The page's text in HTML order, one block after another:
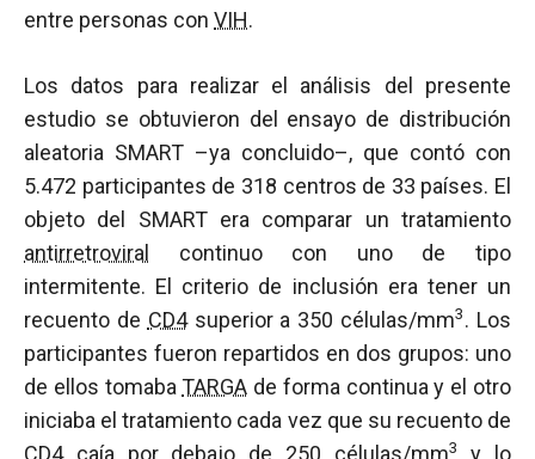
entre personas con VIH.
Los datos para realizar el análisis del presente
estudio se obtuvieron del ensayo de distribución
aleatoria SMART –ya concluido–, que contó con
5.472 participantes de 318 centros de 33 países. El
objeto del SMART era comparar un tratamiento
antirretroviral
continuo con uno de tipo
intermitente. El criterio de inclusión era tener un
recuento de CD4superior a 350 células/mm3. Los
participantes fueron repartidos en dos grupos: uno
de ellos tomabaTARGA de forma continua y el otro
iniciaba el tratamiento cada vez que su recuento de
CD4caía por debajo de 250 células/mm3
y lo